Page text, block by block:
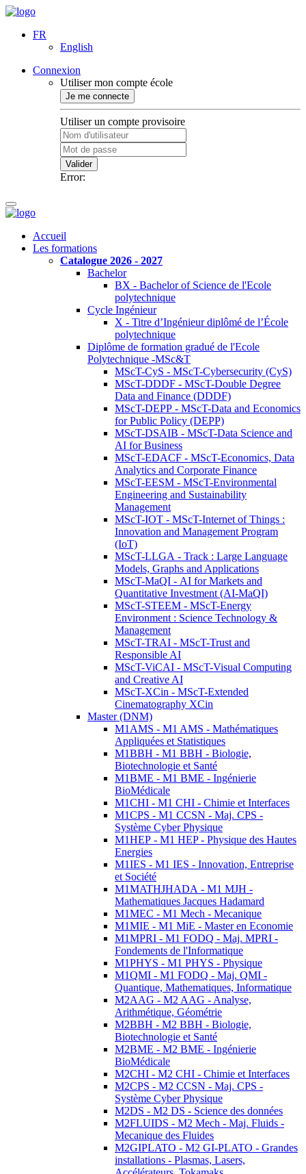
FR
English
Connexion
Utiliser mon compte école
Je me connecte
Utiliser un compte provisoire
Valider
Error:
Accueil
Les formations
Catalogue 2026 - 2027
Bachelor
BX - Bachelor of Science de l'Ecole
polytechnique
Cycle Ingénieur
X - Titre d’Ingénieur diplômé de l’École
polytechnique
Diplôme de formation gradué de l'Ecole
Polytechnique -MSc&T
MScT-CyS - MScT-Cybersecurity (CyS)
MScT-DDDF - MScT-Double Degree
Data and Finance (DDDF)
MScT-DEPP - MScT-Data and Economics
for Public Policy (DEPP)
MScT-DSAIB - MScT-Data Science and
AI for Business
MScT-EDACF - MScT-Economics, Data
Analytics and Corporate Finance
MScT-EESM - MScT-Environmental
Engineering and Sustainability
Management
MScT-IOT - MScT-Internet of Things :
Innovation and Management Program
(IoT)
MScT-LLGA - Track : Large Language
Models, Graphs and Applications
MScT-MaQI - AI for Markets and
Quantitative Investment (AI-MaQI)
MScT-STEEM - MScT-Energy
Environment : Science Technology &
Management
MScT-TRAI - MScT-Trust and
Responsible AI
MScT-ViCAI - MScT-Visual Computing
and Creative AI
MScT-XCin - MScT-Extended
Cinematography XCin
Master (DNM)
M1AMS - M1 AMS - Mathématiques
Appliquées et Statistiques
M1BBH - M1 BBH - Biologie,
Biotechnologie et Santé
M1BME - M1 BME - Ingénierie
BioMédicale
M1CHI - M1 CHI - Chimie et Interfaces
M1CPS - M1 CCSN - Maj. CPS -
Système Cyber Physique
M1HEP - M1 HEP - Physique des Hautes
Energies
M1IES - M1 IES - Innovation, Entreprise
et Société
M1MATHJHADA - M1 MJH -
Mathematiques Jacques Hadamard
M1MEC - M1 Mech - Mecanique
M1MIE - M1 MiE - Master en Economie
M1MPRI - M1 FODQ - Maj. MPRI -
Fondements de l'Informatique
M1PHYS - M1 PHYS - Physique
M1QMI - M1 FODQ - Maj. QMI -
Quantique, Mathematiques, Informatique
M2AAG - M2 AAG - Analyse,
Arithmétique, Géométrie
M2BBH - M2 BBH - Biologie,
Biotechnologie et Santé
M2BME - M2 BME - Ingénierie
BioMédicale
M2CHI - M2 CHI - Chimie et Interfaces
M2CPS - M2 CCSN - Maj. CPS -
Système Cyber Physique
M2DS - M2 DS - Science des données
M2FLUIDS - M2 Mech - Maj. Fluids -
Mecanique des Fluides
M2GIPLATO - M2 GI-PLATO - Grandes
installations - Plasmas, Lasers,